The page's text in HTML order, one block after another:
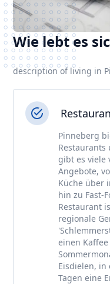
Wie lebt es
description of living in
Pinneberg
Restaurants
gibt es viele
Angebote,
Küche über
hin zu Fast-
Restaurant
regionale
einen
Eisdielen, in
Tagen eine